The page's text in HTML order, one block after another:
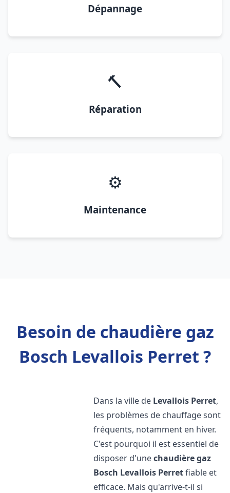
Dépannage
🔨
Réparation
⚙️
Maintenance
Besoin de chaudière gaz
Bosch Levallois Perret ?
Dans la ville de Levallois Perret,
les problèmes de chauffage sont
fréquents, notamment en hiver.
C'est pourquoi il est essentiel de
disposer d'unechaudière gaz
Bosch Levallois Perretfiable et
efficace. Mais qu'arrive-t-il si